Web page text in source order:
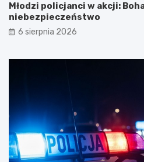
Młodzi policjanci w akcji:
niebezpieczeństwo
6 sierpnia 2026